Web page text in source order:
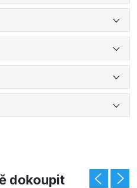
dokoupit